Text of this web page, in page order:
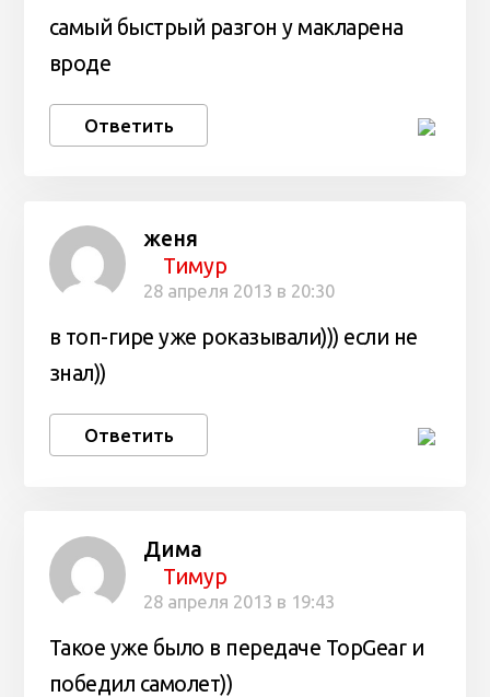
самый быстрый разгон у макларена
вроде
Ответить
женя
Тимур
28 апреля 2013 в 20:30
в топ-гире уже роказывали))) если не
знал))
Ответить
Дима
Тимур
28 апреля 2013 в 19:43
Такое уже было в передаче TopGear и
победил самолет))